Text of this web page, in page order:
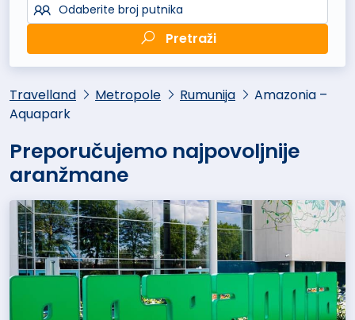
Odaberite broj putnika
Pretraži
Travelland Metropole Rumunija
Amazonia –
Aquapark
Preporučujemo najpovoljnije
aranžmane